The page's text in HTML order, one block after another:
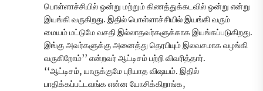
பொள்ளாச்சியில் ஒன்று மற்றும் கிணத்துக்கடவில் ஒன்று என்று
இயங்கி வருகிறது. இதில் பொள்ளாச்சியில் இயங்கி வரும்
மையம் மட்டுமே வசதி இல்லாதவர்களுக்காக இயங்கப்படுகிறது.
இங்கு அவர்களுக்கு அனைத்து தெரபியும் இலவசமாக வழங்கி
வருகிறோம்’’ என்றவர் ஆட்டிசம் பற்றி விவரித்தார்.
‘‘ஆட்டிசம், யாருக்குமே புரியாத விஷயம். இதில்
பாதிக்கப்பட்டவங்க என்ன யோசிக்கிறாங்க,